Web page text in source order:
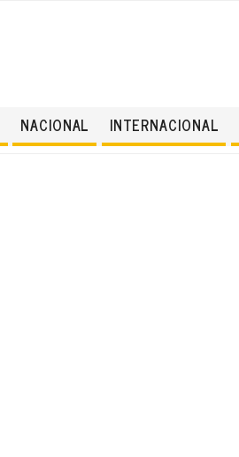
NACIONAL INTERNACIONAL